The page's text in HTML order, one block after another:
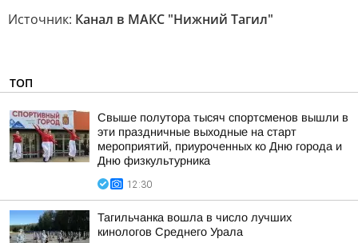
Источник: Канал в МАКС "Нижний Тагил"
ТОП
Свыше полутора тысяч спортсменов вышли в
эти праздничные выходные на старт
мероприятий, приуроченных ко Дню города и
Дню физкультурника
12:30
Тагильчанка вошла в число лучших
кинологов Среднего Урала